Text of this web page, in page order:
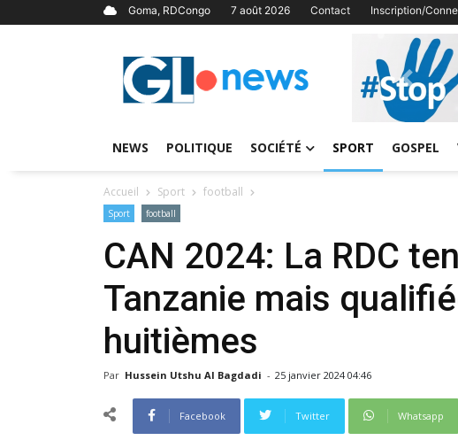
Goma, RDCongo 7 août 2026 Contact Inscription/
NEWS POLITIQUE SOCIÉTÉ SPORT GOSPEL
Accueil Sport football
Sport football
CAN 2024: La RDC
Tanzanie mais
huitièmes
Par Hussein Utshu Al Bagdadi - 25 janvier 2024 04:46
Facebook Twitter Whatsapp